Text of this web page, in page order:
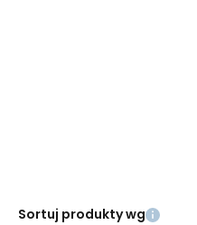
Sortuj produkty wg